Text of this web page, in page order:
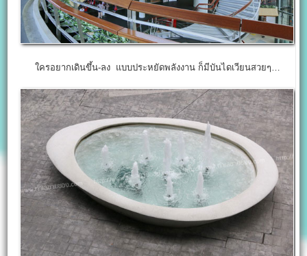
ใครอยากเดินขึ้น-ลง แบบประหยัดพลังงาน ก็มีบันไดเวียนสวยๆ…